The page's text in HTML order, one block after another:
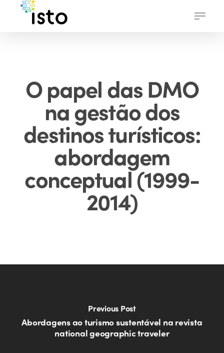
Menu
O papel das DMO
na gestão dos
destinos turísticos:
abordagem
conceptual (1999-
2014)
Previous Post
Abordagens ao turismo sustentável na revista
national geographic traveler